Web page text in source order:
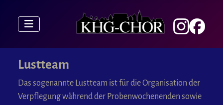
Lustteam
Das sogenannte Lustteam ist für die Organisation der
Verpflegung während der Probenwochenenden sowie